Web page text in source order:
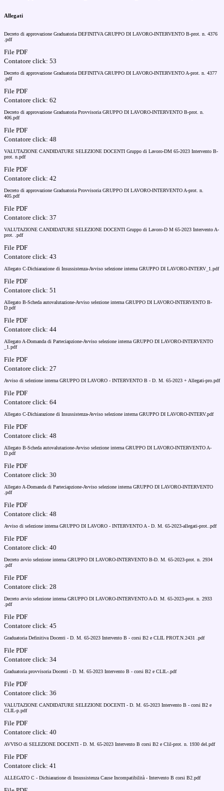
Allegati
Decreto di approvazione Graduatoria DEFINITVA GRUPPO DI LAVORO-INTERVENTO B-prot. n. 4376
.pdf
File PDF
Contatore click: 53
Decreto di approvazione Graduatoria DEFINITVA GRUPPO DI LAVORO-INTERVENTO A-prot. n. 4377
.pdf
File PDF
Contatore click: 62
Decreto di approvazione Graduatoria Provvisoria GRUPPO DI LAVORO-INTERVENTO B-prot. n.
406.pdf
File PDF
Contatore click: 48
VALUTAZIONE CANDIDATURE SELEZIONE DOCENTI Gruppo di Lavoro-DM 65-2023 Intervento B-
prot. n.pdf
File PDF
Contatore click: 42
Decreto di approvazione Graduatoria Provvisoria GRUPPO DI LAVORO-INTERVENTO A-prot. n.
405.pdf
File PDF
Contatore click: 37
VALUTAZIONE CANDIDATURE SELEZIONE DOCENTI Gruppo di Lavoro-D M 65-2023 Intervento A-
prot. .pdf
File PDF
Contatore click: 43
Allegato C-Dichiarazione di Insussistenza-Avviso selezione interna GRUPPO DI LAVORO-INTERV_1.pdf
File PDF
Contatore click: 51
Allegato B-Scheda autovalutazione-Avviso selezione interna GRUPPO DI LAVORO-INTERVENTO B-
D.pdf
File PDF
Contatore click: 44
Allegato A-Domanda di Parteciapzione-Avviso selezione interna GRUPPO DI LAVORO-INTERVENTO
_1.pdf
File PDF
Contatore click: 27
Avviso di selezione interna GRUPPO DI LAVORO - INTERVENTO B - D. M. 65-2023 + Allegati-pro.pdf
File PDF
Contatore click: 64
Allegato C-Dichiarazione di Insussistenza-Avviso selezione interna GRUPPO DI LAVORO-INTERV.pdf
File PDF
Contatore click: 48
Allegato B-Scheda autovalutazione-Avviso selezione interna GRUPPO DI LAVORO-INTERVENTO A-
D.pdf
File PDF
Contatore click: 30
Allegato A-Domanda di Parteciapzione-Avviso selezione interna GRUPPO DI LAVORO-INTERVENTO
.pdf
File PDF
Contatore click: 48
Avviso di selezione interna GRUPPO DI LAVORO - INTERVENTO A - D. M. 65-2023-allegati-prot..pdf
File PDF
Contatore click: 40
Decreto avvio selezione interna GRUPPO DI LAVORO-INTERVENTO B-D. M. 65-2023-prot. n. 2934
.pdf
File PDF
Contatore click: 28
Decreto avvio selezione interna GRUPPO DI LAVORO-INTERVENTO A-D. M. 65-2023-prot. n. 2933
.pdf
File PDF
Contatore click: 45
Graduatoria Definitiva Docenti - D. M. 65-2023 Intervento B - corsi B2 e CLIL PROT.N.2431 .pdf
File PDF
Contatore click: 34
Graduatoria provvisoria Docenti - D. M. 65-2023 Intervento B - corsi B2 e CLIL-.pdf
File PDF
Contatore click: 36
VALUTAZIONE CANDIDATURE SELEZIONE DOCENTI - D. M. 65-2023 Intervento B - corsi B2 e
CLIL-p.pdf
File PDF
Contatore click: 40
AVVISO di SELEZIONE DOCENTI - D. M. 65-2023 Intervento B corsi B2 e Clil-prot. n. 1930 del.pdf
File PDF
Contatore click: 41
ALLEGATO C - Dichiarazione di Insussistenza Cause Incompatibilità - Intervento B corsi B2.pdf